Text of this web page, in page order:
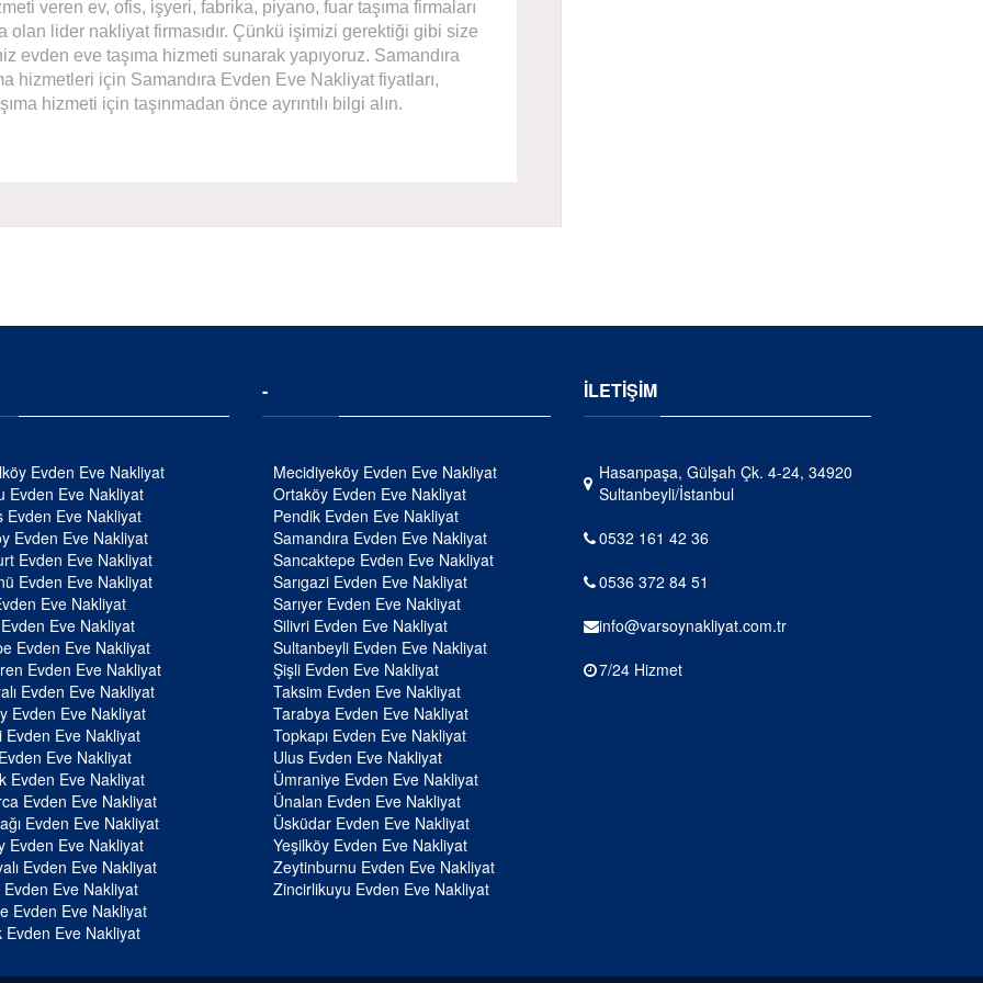
veren ev, ofis, işyeri, fabrika, piyano, fuar taşıma firmaları
olan lider nakliyat firmasıdır. Çünkü işimizi gerektiği gibi size
evden eve taşıma hizmeti sunarak yapıyoruz. Samandıra
hizmetleri için Samandıra Evden Eve Nakliyat fiyatları,
hizmeti için taşınmadan önce ayrıntılı bilgi alın.
Evden Eve Nakliyat
Evden Eve Nakliyat
Evden Eve Nakliyat
Evden Eve Nakliyat
Evden Eve Nakliyat
Evden Eve Nakliyat
Eve Nakliyat
Eve Nakliyat
Evden Eve Nakliyat
Evden Eve Nakliyat
Evden Eve Nakliyat
Evden Eve Nakliyat
Evden Eve Nakliyat
Eve Nakliyat
Evden Eve Nakliyat
Evden Eve Nakliyat
Evden Eve Nakliyat
Evden Eve Nakliyat
Evden Eve Nakliyat
Eve Nakliyat
Evden Eve Nakliyat
Evden Eve Nakliyat
-
Mecidiyeköy Evden Eve Nakliyat
Ortaköy Evden Eve Nakliyat
Pendik Evden Eve Nakliyat
Samandıra Evden Eve Nakliyat
Sancaktepe Evden Eve Nakliyat
Sarıgazi Evden Eve Nakliyat
Sarıyer Evden Eve Nakliyat
Silivri Evden Eve Nakliyat
Sultanbeyli Evden Eve Nakliyat
Şişli Evden Eve Nakliyat
Taksim Evden Eve Nakliyat
Tarabya Evden Eve Nakliyat
Topkapı Evden Eve Nakliyat
Ulus Evden Eve Nakliyat
Ümraniye Evden Eve Nakliyat
Ünalan Evden Eve Nakliyat
Üsküdar Evden Eve Nakliyat
Yeşilköy Evden Eve Nakliyat
Zeytinburnu Evden Eve Nakliyat
Zincirlikuyu Evden Eve Nakliyat
İLETİŞİM
Hasanpaşa, Gülşah Çk. 4-24, 34920
Sultanbeyli/İstanbul
0532 161 42 36
0536 372 84 51
info@varsoynakliyat.com.tr
7/24 Hizmet